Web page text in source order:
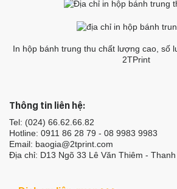
In hộp bánh trung thu chất lượng cao, số
2TPrint
Thông tin liên hệ:
Tel: (024) 66.62.66.82
Hotline: 0911 86 28 79 - 08 9983 9983
Email: baogia@2tprint.com
Địa chỉ: D13 Ngõ 33 Lê Văn Thiêm -